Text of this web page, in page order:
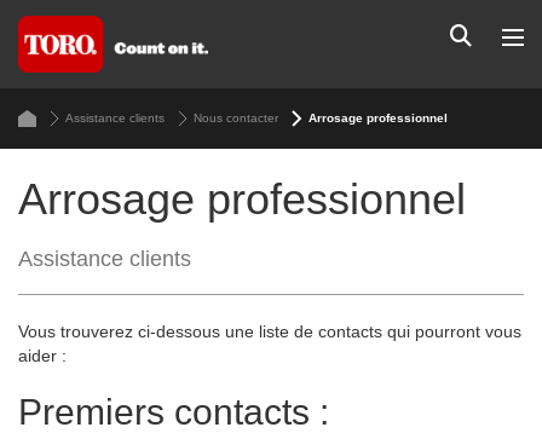
Assistance clients Nous contacter Arrosage professionnel
Arrosage professionnel
Assistance clients
Vous trouverez ci-dessous une liste de contacts qui pourront vous
aider :
Premiers contacts :